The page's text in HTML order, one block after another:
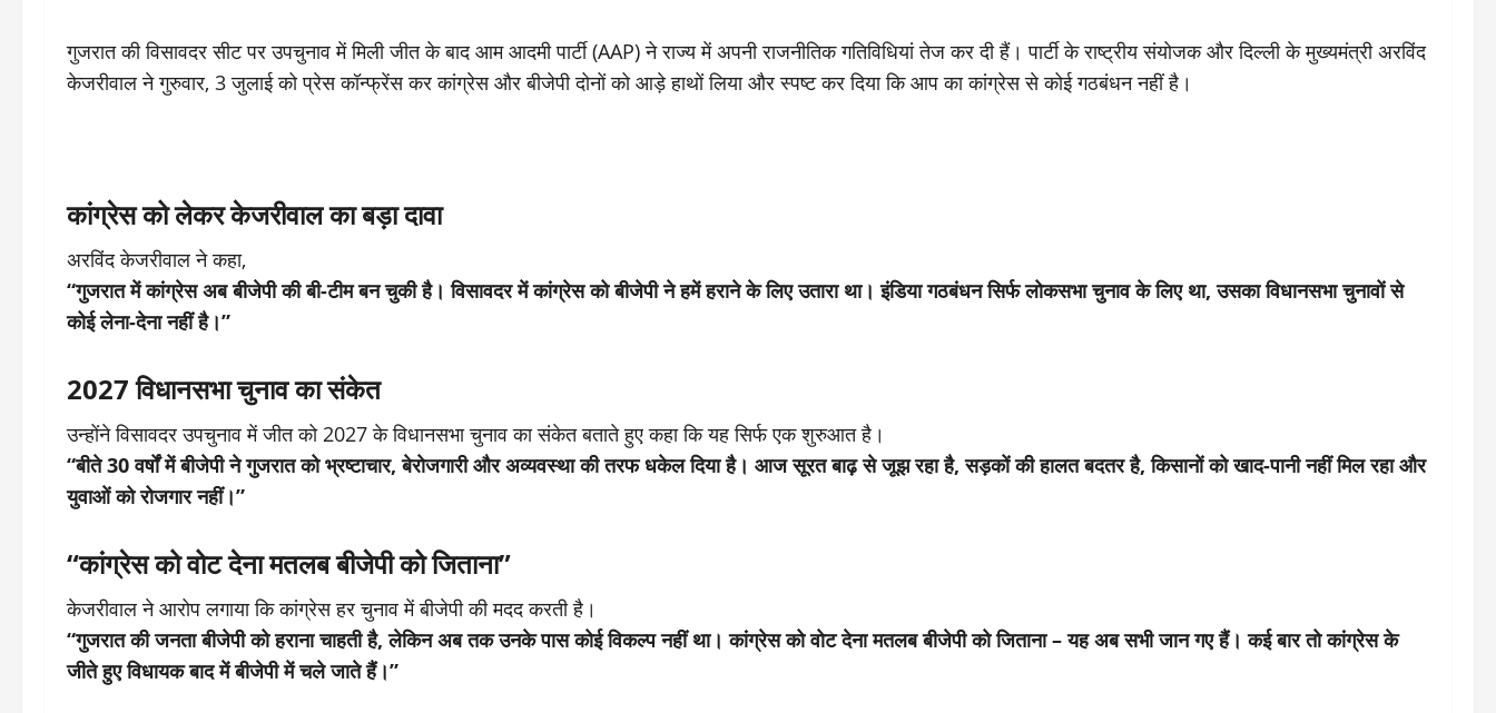
गुजरात की विसावदर सीट पर उपचुनाव में मिली जीत के बाद आम आदमी पार्टी (AAP) ने राज्य में अपनी राजनीतिक गतिविधियां तेज कर दी हैं। पार्टी के राष्ट्रीय संयोजक और दिल्ली के मुख्यमंत्री अरविंद
केजरीवाल ने गुरुवार, 3 जुलाई को प्रेस कॉन्फ्रेंस कर कांग्रेस और बीजेपी दोनों को आड़े हाथों लिया और स्पष्ट कर दिया कि आप का कांग्रेस से कोई गठबंधन नहीं है।
कांग्रेस को लेकर केजरीवाल का बड़ा दावा
अरविंद केजरीवाल ने कहा,
“गुजरात में कांग्रेस अब बीजेपी की बी-टीम बन चुकी है। विसावदर में कांग्रेस को बीजेपी ने हमें हराने के लिए उतारा था। इंडिया गठबंधन सिर्फ लोकसभा चुनाव के लिए था, उसका विधानसभा चुनावों से
कोई लेना-देना नहीं है।”
2027 विधानसभा चुनाव का संकेत
उन्होंने विसावदर उपचुनाव में जीत को 2027 के विधानसभा चुनाव का संकेत बताते हुए कहा कि यह सिर्फ एक शुरुआत है।
“बीते 30 वर्षों में बीजेपी ने गुजरात को भ्रष्टाचार, बेरोजगारी और अव्यवस्था की तरफ धकेल दिया है। आज सूरत बाढ़ से जूझ रहा है, सड़कों की हालत बदतर है, किसानों को खाद-पानी नहीं मिल रहा और
युवाओं को रोजगार नहीं।”
“कांग्रेस को वोट देना मतलब बीजेपी को जिताना”
केजरीवाल ने आरोप लगाया कि कांग्रेस हर चुनाव में बीजेपी की मदद करती है।
“गुजरात की जनता बीजेपी को हराना चाहती है, लेकिन अब तक उनके पास कोई विकल्प नहीं था। कांग्रेस को वोट देना मतलब बीजेपी को जिताना – यह अब सभी जान गए हैं। कई बार तो कांग्रेस के
जीते हुए विधायक बाद में बीजेपी में चले जाते हैं।”